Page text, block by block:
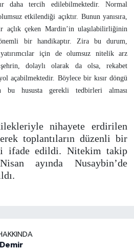
daha tercih edilebilmektedir. Normal
etkilendiği açıktır. Bunun yanısıra,
açlık çeken Mardin’in ulaşılabilirliğinin
bir handikaptır. Zira bu durum,
için de olumsuz nitelik arz
dolaylı olarak da olsa, rekabet
açabilmektedir. Böylece bir kısır döngü
bu hususta gerekli tedbirleri alması
nihayete erdirilen
toplantıların düzenli bir
ifade edildi. Nitekim takip
ayında Nusaybin’de